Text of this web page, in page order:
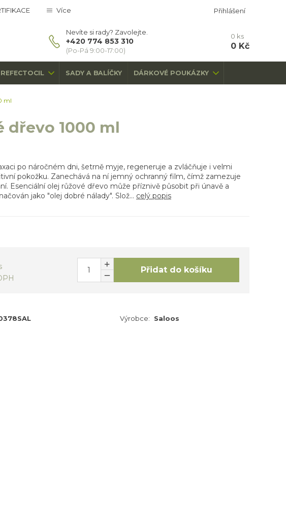
Více Přihlášení
Nevíte si rady? Zavolejte.
+420 774 853 310
(Po-Pá 9:00-17:00)
0 ks
0 Kč
REFECTOCIL SADY A BALÍČKY DÁRKOVÉ POUKÁZKY
ml
dřevo 1000 ml
po náročném dni, šetrně myje, regeneruje a zvláčňuje i velmi
pokožku. Zanechává na ní jemný ochranný film, čímž zamezuje
Esenciální olej růžové dřevo může příznivě působit při únavě a
jako "olej dobré nálady". Slož... celý popis
Přidat do košíku
Výrobce: Saloos